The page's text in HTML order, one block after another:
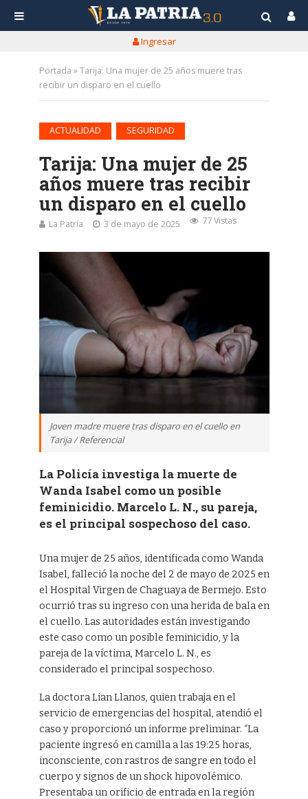
Ingresar
Portada »Tarija: Una mujer de 25 años muere tras
recibir un disparo en el cuello
ACTUALIDAD SEGURIDAD
Tarija: Una mujer de 25
años muere tras recibir
un disparo en el cuello
La Patria 3 de mayo de 2025 77 Vistas
Joven madre muere tras disparo en el cuello en
Tarija / Referencial
La Policía investiga la muerte de
Wanda Isabel como un posible
feminicidio. Marcelo L. N., su pareja,
es el principal sospechoso del caso.
Una mujer de 25 años, identificada como Wanda
Isabel, falleció la noche del 2 de mayo de 2025 en
el Hospital Virgen de Chaguaya de Bermejo. Esto
ocurrió tras su ingreso con una herida de bala en
el cuello. Las autoridades están investigando
este caso como un posible feminicidio, y la
pareja de la víctima, Marcelo L. N., es
considerado el principal sospechoso.
La doctora Lian Llanos, quien trabaja en el
servicio de emergencias del hospital, atendió el
caso y proporcionó un informe preliminar. “La
paciente ingresó en camilla a las 19:25 horas,
inconsciente, con rastros de sangre en todo el
cuerpo y signos de un shock hipovolémico.
Presentaba un orificio de entrada en la región